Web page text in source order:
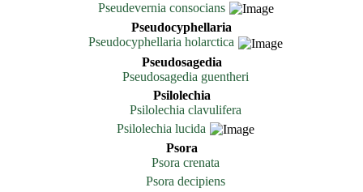
Pseudevernia consocians
Pseudocyphellaria
Pseudocyphellaria holarctica
Pseudosagedia
Pseudosagedia guentheri
Psilolechia
Psilolechia clavulifera
Psilolechia lucida
Psora
Psora crenata
Psora decipiens